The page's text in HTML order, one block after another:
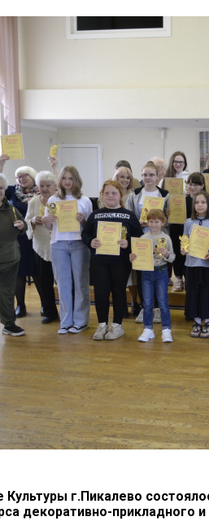
г.Пикалево
декоративно-прикладного